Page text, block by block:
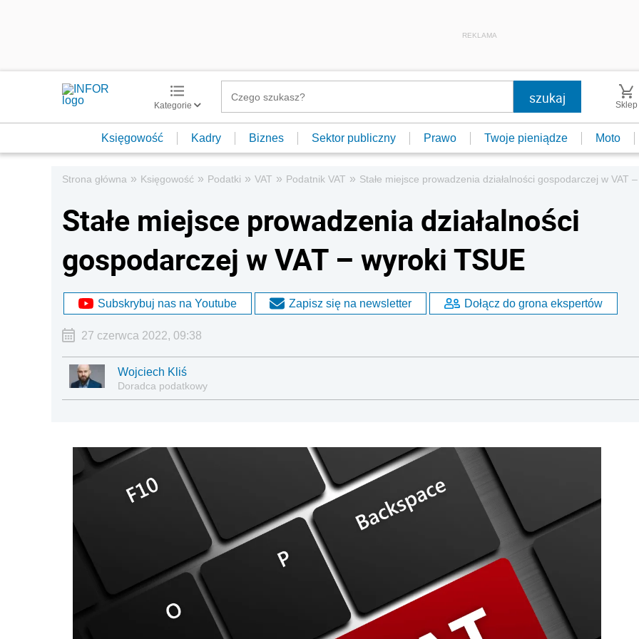
REKLAMA
Kategorie Sklep
Księgowość Kadry Biznes Sektor publiczny Prawo Twoje pieniądze Moto
Strona główna » Księgowość » Podatki » VAT » Podatnik VAT » Stałe miejsce prowadzenia działalności gospodarczej w VAT
Stałe miejsce prowadzenia działalności
gospodarczej w VAT – wyroki TSUE
Subskrybuj nas na Youtube Zapisz się na newsletter Dołącz do grona ekspertów
27 czerwca 2022, 09:38
Wojciech Kliś
Doradca podatkowy